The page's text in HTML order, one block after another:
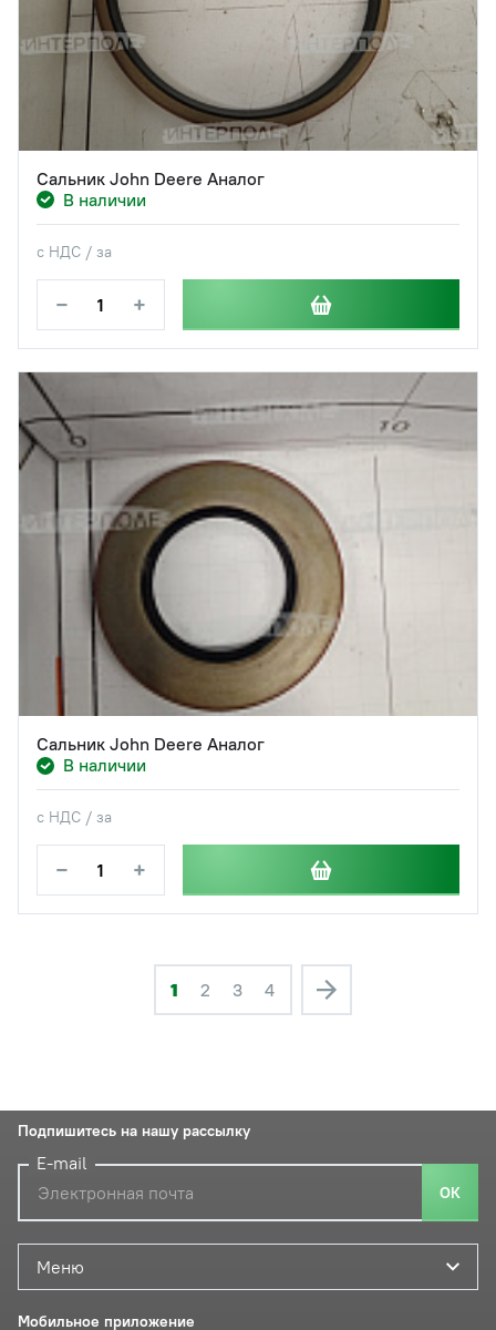
Сальник John Deere Аналог
В наличии
с НДС / за
− +
Сальник John Deere Аналог
В наличии
с НДС / за
− +
1 2 3 4
Меню
Мобильное приложение
Подпишитесь на нашу рассылку
E-mail
ОК